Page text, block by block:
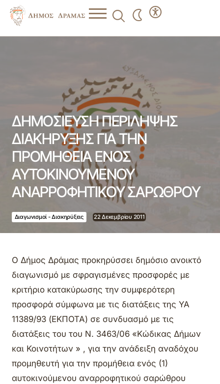
ΔΗΜΟΣΙΕΥΣΗ ΠΕΡΙΛΗΨΗΣ
ΔΙΑΚΗΡΥΞΗΣ ΓΙΑ ΤΗΝ
ΠΡΟΜΗΘΕΙΑ ΕΝΟΣ
ΑΥΤΟΚΙΝΟΥΜΕΝΟΥ
ΑΝΑΡΡΟΦΗΤΙΚΟΥ ΣΑΡΩΘΡΟΥ
Διαγωνισμοί - Διακηρύξεις 22 Δεκεμβρίου 2011
Ο Δήμος Δράμας προκηρύσσει δημόσιο ανοικτό
διαγωνισμό με σφραγισμένες προσφορές με
κριτήριο κατακύρωσης την συμφερότερη
προσφορά σύμφωνα με τις διατάξεις της ΥΑ
11389/93 (ΕΚΠΟΤΑ) σε συνδυασμό με τις
διατάξεις του του Ν. 3463/06 «Κώδικας Δήμων
και Κοινοτήτων » , για την ανάδειξη αναδόχου
προμηθευτή για την προμήθεια ενός (1)
αυτοκινούμενου αναρροφητικού σαρώθρου